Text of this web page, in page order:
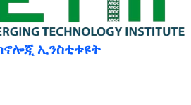
ኢንስቲቱዩት